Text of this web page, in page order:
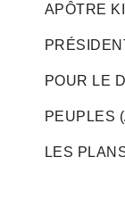
APÔTRE
POUR LE
PEUPLES
LES